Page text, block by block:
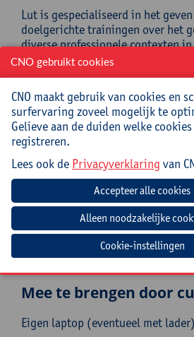
Lut is gespecialiseerd in het
doelgerichte trainingen over het
diverse professionele contexten
buitenland, waarbij ze deelnemers
concrete tools aanreikt om AI
hun dagelijkse werk.
Praktisch
Cursuscode:
Cursusmateriaal en lunch
Jouw bijdrage: 138 EUR.
Inlichtingen bij: Gonda Peeters,
gonda.peeters@uantwerpen.be
Mee te brengen door
Eigen laptop (eventueel met
CNO gebruikt cookies
CNO maakt gebruik van cookies en
surfervaring zoveel mogelijk te
Gelieve aan de duiden welke
registreren.
Lees ook de Privacyverklaring van
Cookie-instellingen